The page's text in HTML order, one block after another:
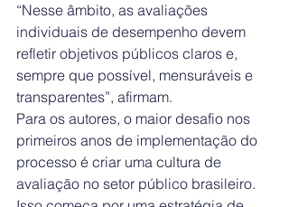
“Nesse âmbito, as avaliações
individuais de desempenho devem
refletir objetivos públicos claros e,
sempre que possível, mensuráveis e
transparentes”, afirmam.
Para os autores, o maior desafio nos
primeiros anos de implementação do
processo é criar uma cultura de
avaliação no setor público brasileiro.